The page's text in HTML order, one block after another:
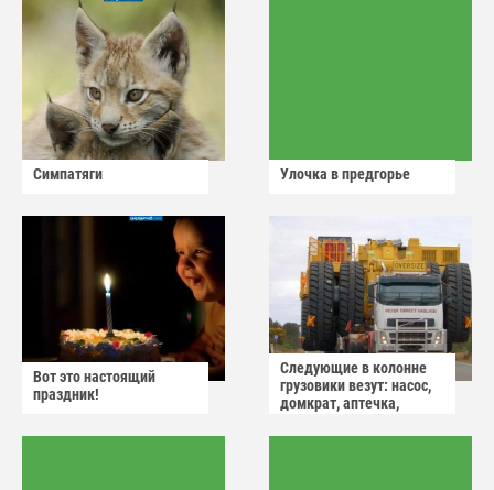
Симпатяги Улочка в предгорье
Вот это настоящий
праздник!
Следующие в колонне
грузовики везут: насос,
домкрат, аптечка,